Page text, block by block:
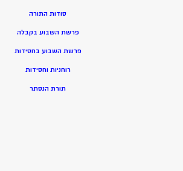
סודות התורה
פרשת השבוע בקבלה
פרשת השבוע בחסידות
רוחניות וחסידות
תורת הנסתר